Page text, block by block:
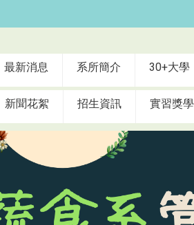
最新消息 系所簡介 30+大學
新聞花絮 招生資訊 實習獎學